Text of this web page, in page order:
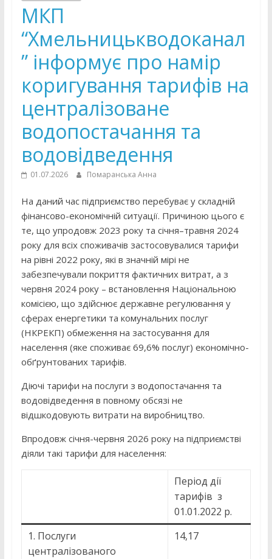
МКП
“Хмельницькводоканал
” інформує про намір
коригування тарифів на
централізоване
водопостачання та
водовідведення
01.07.2026 Помаранська Анна
На даний час підприємство перебуває у складній
фінансово-економічній ситуації. Причиною цього є
те, що упродовж 2023 року та січня–травня 2024
року для всіх споживачів застосовувалися тарифи
на рівні 2022 року, які в значній мірі не
забезпечували покриття фактичних витрат, а з
червня 2024 року – встановлення Національною
комісією, що здійснює державне регулювання у
сферах енергетики та комунальних послуг
(НКРЕКП) обмеження на застосування для
населення (яке споживає 69,6% послуг) економічно-
обґрунтованих тарифів.
Діючі тарифи на послуги з водопостачання та
водовідведення в повному обсязі не
відшкодовують витрати на виробництво.
Впродовж січня-червня 2026 року на підприємстві
діяли такі тарифи для населення:
Період дії
тарифів з
01.01.2022 р.
1. Послуги
централізованого
14,17